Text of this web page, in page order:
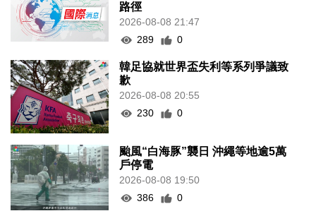
路徑
2026-08-08 21:47
289
0
韓足協就世界盃失利等系列爭議致
歉
2026-08-08 20:55
230
0
颱風“白海豚”襲日 沖繩等地逾5萬
戶停電
2026-08-08 19:50
386
0